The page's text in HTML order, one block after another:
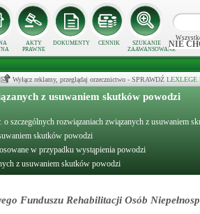
AKTY
PRAWNE
DOKUMENTY CENNIK
SZUKANIE
ZAAWANSOWANE
NIE
Wyłącz reklamy, przeglądaj orzecznictwo - SPRAWDŹ LEXLEGE
z usuwaniem skutków powodzi
szczególnych rozwiązaniach związanych z usuwaniem
skutków powodzi
w przypadku wystąpienia powodzi
z usuwaniem skutków powodzi
Funduszu Rehabilitacji Osób